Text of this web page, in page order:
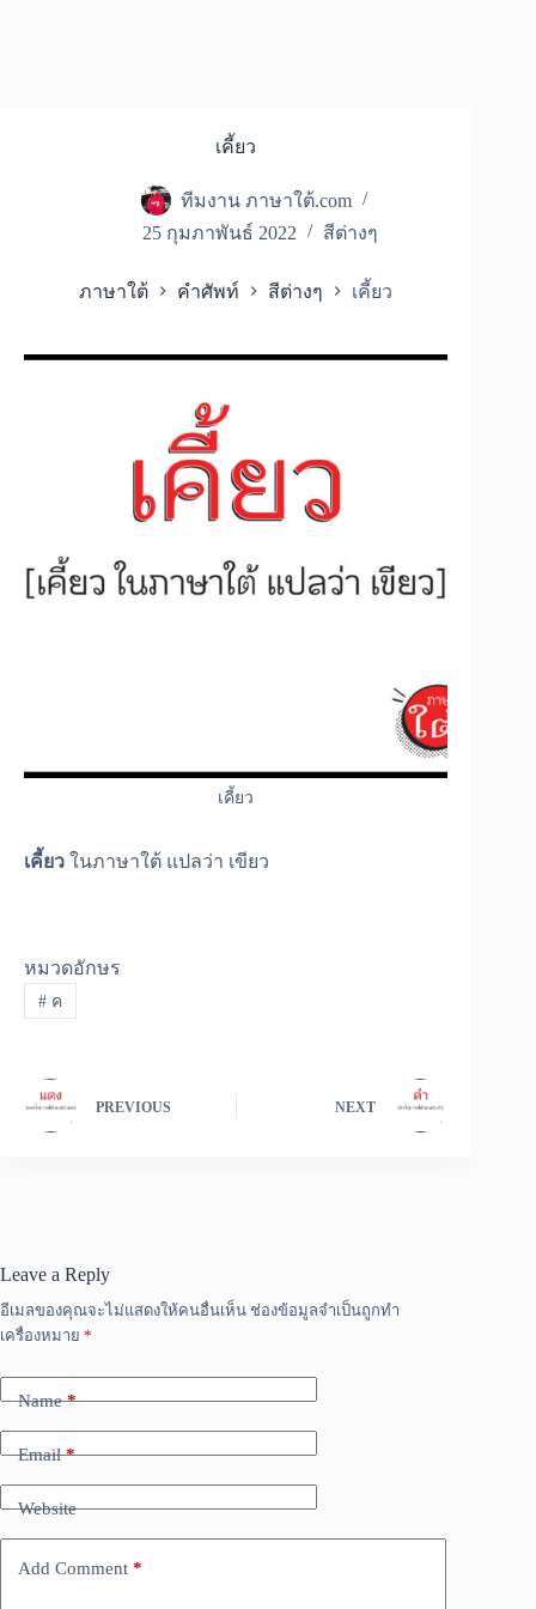
เคี้ยว
ทีมงาน ภาษาใต้.com
25 กุมภาพันธ์ 2022
สีต่างๆ
ภาษาใต้ คำศัพท์ สีต่างๆ เคี้ยว
เคี้ยว
เคี้ยว ในภาษาใต้ แปลว่า เขียว
หมวดอักษร
#ค
PREVIOUS NEXT
Leave a Reply
อีเมลของคุณจะไม่แสดงให้คนอื่นเห็น ช่องข้อมูลจำเป็นถูกทำ
เครื่องหมาย *
Name*
Email*
Website
Add Comment *